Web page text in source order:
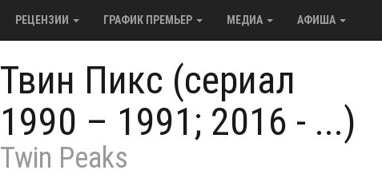
РЕЦЕНЗИИ ГРАФИК ПРЕМЬЕР МЕДИА АФИША
Твин Пикс (сериал
1990 – 1991; 2016 - ...)
Twin Peaks